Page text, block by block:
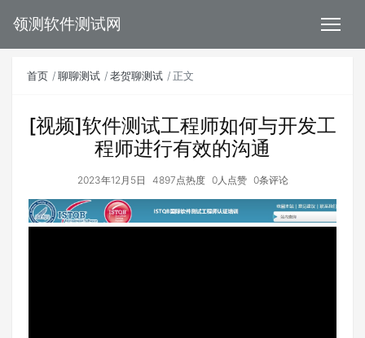
领测软件测试网
首页 聊聊测试 老贺聊测试 正文
[视频]软件测试工程师如何与开发工
程师进行有效的沟通
2023年12月5日 4897点热度 0人点赞 0条评论